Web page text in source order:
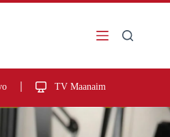
TV Maanaim